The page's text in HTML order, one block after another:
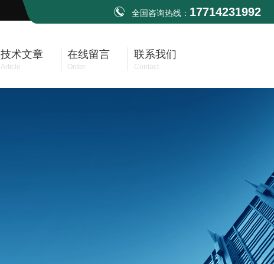
全国咨询热线： 17714231992
技术文章
Article
在线留言
Order
联系我们
Contact